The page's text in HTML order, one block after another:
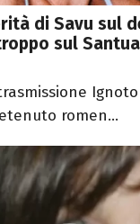
di Savu sul
sul
Ignoto
romen...